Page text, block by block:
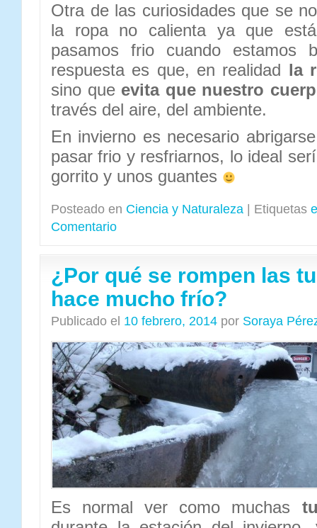
Otra de las curiosidades que se
la ropa no calienta ya que
pasamos frio cuando estamos
respuesta es que, en realidad la
sino que evita que nuestro
través del aire, del ambiente.
En invierno es necesario
pasar frio y resfriarnos, lo ideal
gorrito y unos guantes
Posteado en Ciencia y Naturaleza Etiquetas
Comentario
¿Por qué se rompen las
hace mucho frío?
Publicado el 10 febrero, 2014 por Soraya
Es normal ver como muchas